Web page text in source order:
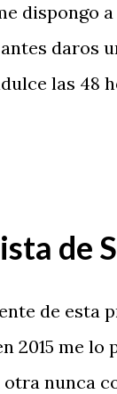
dispongo
daros
las 48
de
de esta
2015 me lo
nunca